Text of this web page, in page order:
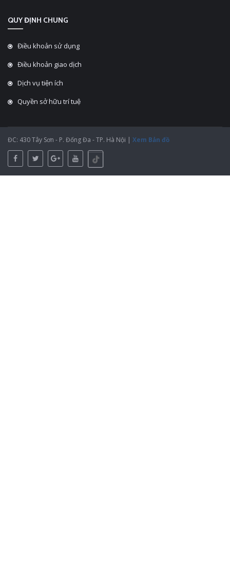
QUY ĐỊNH CHUNG
Điều khoản sử dụng
Điều khoản giao dịch
Dịch vụ tiện ích
Quyền sở hữu trí tuệ
ĐC: 430 Tây Sơn - P. Đống Đa - TP. Hà Nội | Xem Bản đồ